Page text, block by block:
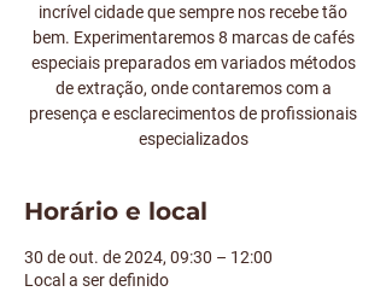
incrível cidade que sempre nos recebe tão
bem. Experimentaremos 8 marcas de cafés
especiais preparados em variados métodos
de extração, onde contaremos com a
presença e esclarecimentos de profissionais
especializados
Horário e local
30 de out. de 2024, 09:30 – 12:00
Local a ser definido